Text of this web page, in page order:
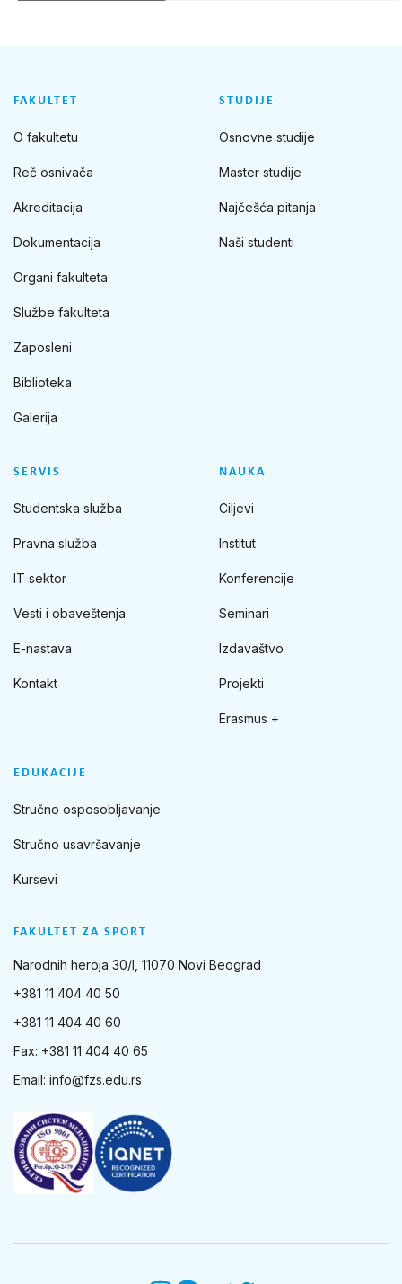
FAKULTET ZA SPORT
Narodnih heroja 30/I, 11070 Novi Beograd
+381 11 404 40 50
+381 11 404 40 60
Fax: +381 11 404 40 65
Email: info@fzs.edu.rs
FAKULTET
O fakultetu
Reč osnivača
Akreditacija
Dokumentacija
Organi fakulteta
Službe fakulteta
Zaposleni
Biblioteka
Galerija
STUDIJE
Osnovne studije
Master studije
Najčešća pitanja
Naši studenti
SERVIS
Studentska služba
Pravna služba
IT sektor
Vesti i obaveštenja
E-nastava
Kontakt
NAUKA
Ciljevi
Institut
Konferencije
Seminari
Izdavaštvo
Projekti
Erasmus +
EDUKACIJE
Stručno osposobljavanje
Stručno usavršavanje
Kursevi